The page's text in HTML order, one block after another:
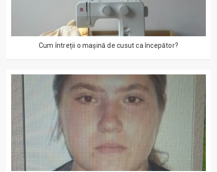
Cum întreții o mașină de cusut ca începător?